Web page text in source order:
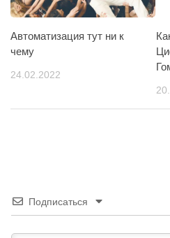
Автоматизация тут ни к
чему
24.02.2022
Подписаться